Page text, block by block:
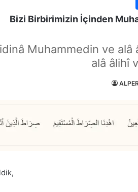
Bizi Birbirimizin İçinden
Muhammedin ve
alâ âlihî
ALPER